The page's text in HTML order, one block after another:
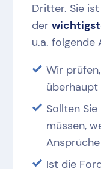
Dritter. Sie
der
u.a. folgende
Wir
überhaupt
Sollten
müssen,
Ist die